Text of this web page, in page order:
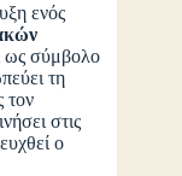
ενός
ως σύμβολο
τη
τον
στις
ο